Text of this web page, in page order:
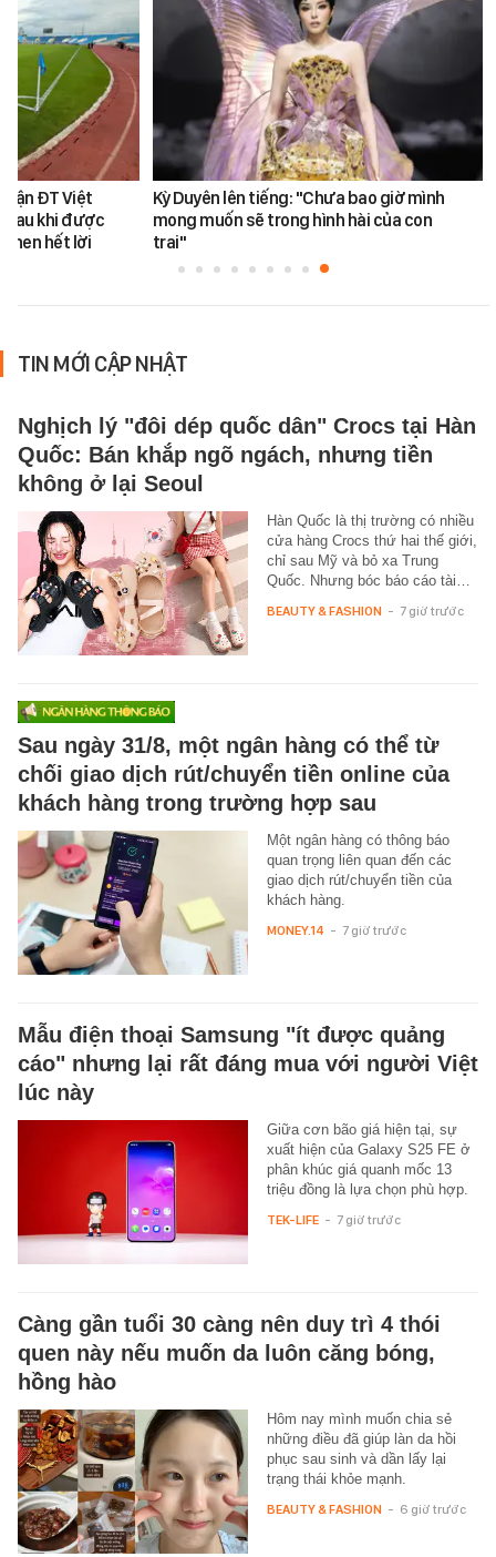
ĐT Việt
sau khi được
hết lời
Kỳ Duyên lên tiếng: "Chưa bao giờ mình
mong muốn sẽ trong hình hài của con
trai"
TIN MỚI CẬP NHẬT
Nghịch lý "đôi dép quốc dân" Crocs tại Hàn
Quốc: Bán khắp ngõ ngách, nhưng tiền
không ở lại Seoul
Hàn Quốc là thị trường có nhiều
cửa hàng Crocs thứ hai thế giới,
chỉ sau Mỹ và bỏ xa Trung
Quốc. Nhưng bóc báo cáo tài…
BEAUTY & FASHION - 7 giờ trước
Sau ngày 31/8, một ngân hàng có thể từ
chối giao dịch rút/chuyển tiền online của
khách hàng trong trường hợp sau
Một ngân hàng có thông báo
quan trọng liên quan đến các
giao dịch rút/chuyển tiền của
khách hàng.
MONEY.14 - 7 giờ trước
Mẫu điện thoại Samsung "ít được quảng
cáo" nhưng lại rất đáng mua với người Việt
lúc này
Giữa cơn bão giá hiện tại, sự
xuất hiện của Galaxy S25 FE ở
phân khúc giá quanh mốc 13
triệu đồng là lựa chọn phù hợp.
TEK-LIFE - 7 giờ trước
Càng gần tuổi 30 càng nên duy trì 4 thói
quen này nếu muốn da luôn căng bóng,
hồng hào
Hôm nay mình muốn chia sẻ
những điều đã giúp làn da hồi
phục sau sinh và dần lấy lại
trạng thái khỏe mạnh.
BEAUTY & FASHION - 6 giờ trước